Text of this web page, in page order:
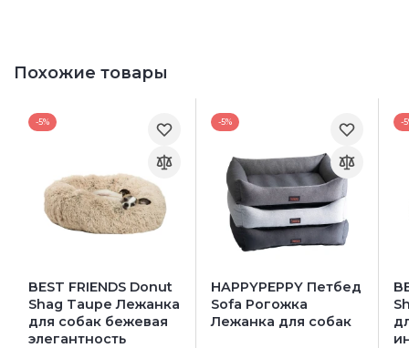
Похожие товары
-5%
BEST FRIENDS Donut
Shag Taupe Лежанка
для собак бежевая
элегантность
-5%
HAPPYPEPPY Петбед
Sofa Рогожка
Лежанка для собак
-